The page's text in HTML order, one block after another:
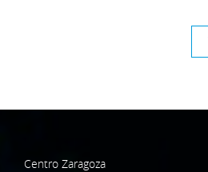
Centro Zaragoza